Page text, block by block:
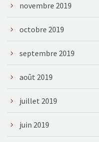
novembre 2019
octobre 2019
septembre 2019
août 2019
juillet 2019
juin 2019